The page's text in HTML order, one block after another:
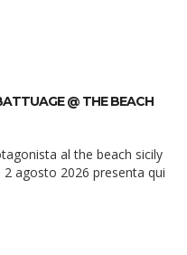
@ THE BEACH
agosto 2026 presenta qui